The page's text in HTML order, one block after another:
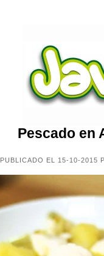
Pescado en
PUBLICADO EL 15-10-2015